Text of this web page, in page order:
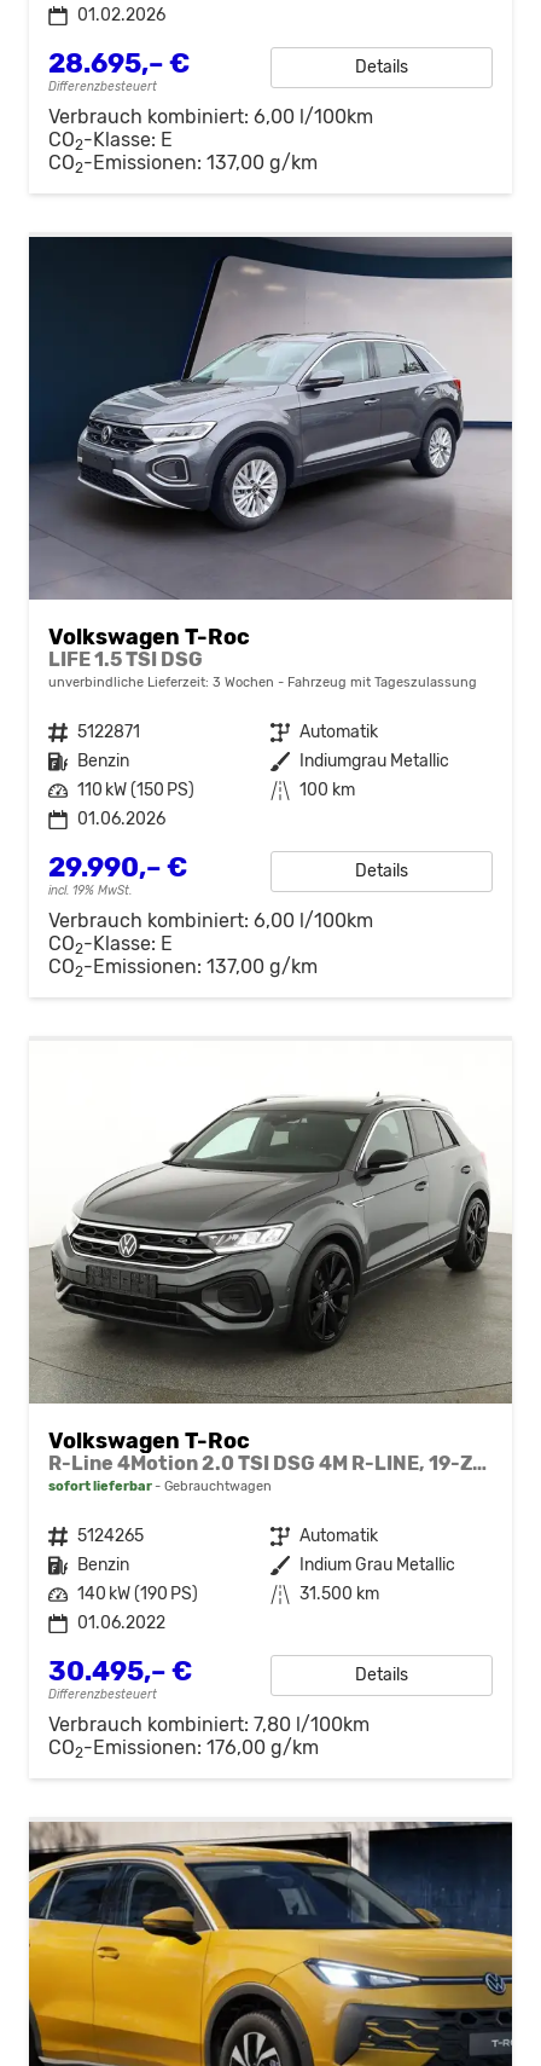
01.02.2026
28.695,– €
Differenzbesteuert
Details
Verbrauch kombiniert: 6,00 l/100km
CO2-Klasse: E
CO2-Emissionen: 137,00 g/km
Volkswagen T-Roc
LIFE 1.5 TSI DSG
unverbindliche Lieferzeit: 3 Wochen Fahrzeug mit Tageszulassung
Fahrzeugnr. 5122871 Getriebe Automatik
Kraftstoff Benzin Außenfarbe
Indiumgrau Metallic
Leistung 110 kW (150 PS) Kilometerstand 100 km
01.06.2026
29.990,– €
incl. 19% MwSt.
Details
Verbrauch kombiniert: 6,00 l/100km
CO2-Klasse: E
CO2-Emissionen: 137,00 g/km
Volkswagen T-Roc
R-Line 4Motion 2.0 TSI DSG 4M R-LINE, 19-Zoll, Kamera, ACC, Navi, LED
sofort lieferbar Gebrauchtwagen
Fahrzeugnr. 5124265 Getriebe Automatik
Kraftstoff Benzin Außenfarbe
Indium Grau Metallic
Leistung 140 kW (190 PS) Kilometerstand 31.500 km
01.06.2022
30.495,– €
Differenzbesteuert
Details
Verbrauch kombiniert: 7,80 l/100km
CO2-Emissionen: 176,00 g/km